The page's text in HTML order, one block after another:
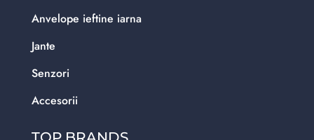
Anvelope ieftine iarna
Jante
Senzori
Accesorii